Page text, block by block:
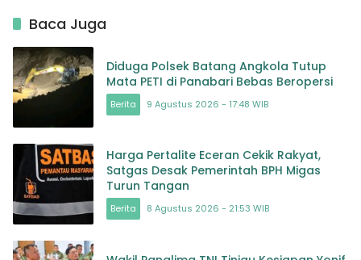
Baca Juga
Diduga Polsek Batang Angkola Tutup
Mata PETI di Panabari Bebas Beropersi
Berita 9 Agustus 2026 - 17:48 WIB
Harga Pertalite Eceran Cekik Rakyat,
Satgas Desak Pemerintah BPH Migas
Turun Tangan
Berita 8 Agustus 2026 - 21:53 WIB